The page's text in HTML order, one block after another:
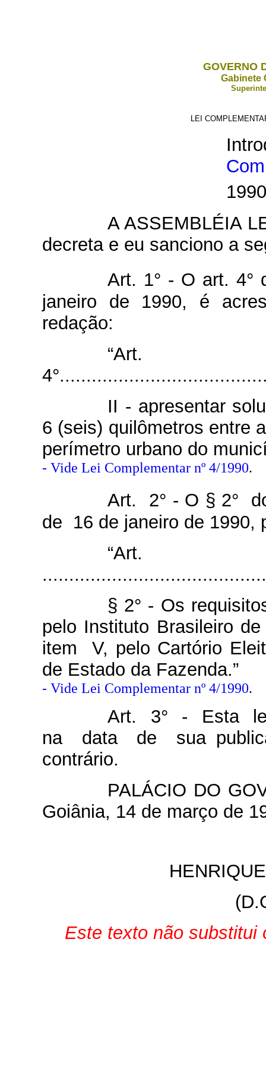
GOVERNO
Gabinete
LEI
1990
A ASSEMBLÉIA
decreta e eu sanciono a
Art. 1° - O art. 4°
janeiro de 1990, é
redação:
“Art.
II - apresentar
6 (seis) quilômetros entre
perímetro urbano do
- Vide Lei Complementar nº 4/1990.
Art. 2° - O § 2°
de 16 de janeiro de 1990,
§ 2° - Os
pelo Instituto Brasileiro
item V, pelo Cartório
de Estado da Fazenda.”
- Vide Lei Complementar nº 4/1990.
Art. 3° - Esta
na data de sua
contrário.
PALÁCIO DO
Goiânia, 14 de março de
Este texto não substitui